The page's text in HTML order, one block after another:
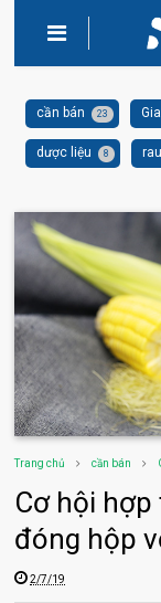
cần bán 23
dược liệu 8
Trang chủ cần bán
Cơ hội
đóng hộp
2/7/19